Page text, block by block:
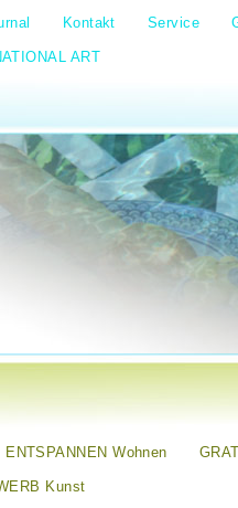
Kontakt Service
ART
ENTSPANNEN Wohnen
Kunst